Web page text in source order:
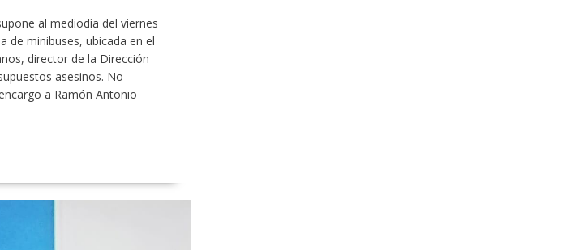
al mediodía del viernes
de minibuses, ubicada en el
director de la Dirección
asesinos. No
a Ramón Antonio